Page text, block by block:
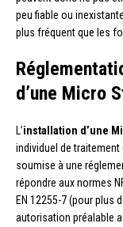
peu fiable ou
plus fréquent que les
d’une Micro
L’installation d’une
individuel de
soumise à une
répondre aux normes
EN 12255-7 (pour plus
autorisation préalable